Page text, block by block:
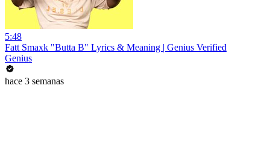
5:48
Fatt Smaxk "Butta B" Lyrics & Meaning | Genius Verified
Genius
hace 3 semanas